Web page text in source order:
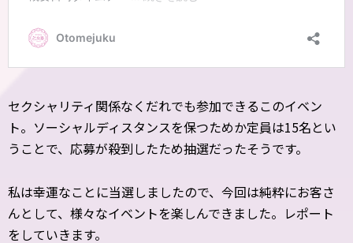
セクシャリティ関係なくだれでも参加できるこのイベン
ト。ソーシャルディスタンスを保つためか定員は15名とい
うことで、応募が殺到したため抽選だったそうです。
私は幸運なことに当選しましたので、今回は純粋にお客さ
んとして、様々なイベントを楽しんできました。レポート
をしていきます。